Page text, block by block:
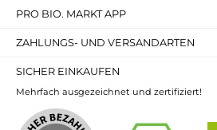
PRO BIO. MARKT APP
ZAHLUNGS- UND VERSANDARTEN
SICHER EINKAUFEN
Mehrfach ausgezeichnet und zertifiziert!